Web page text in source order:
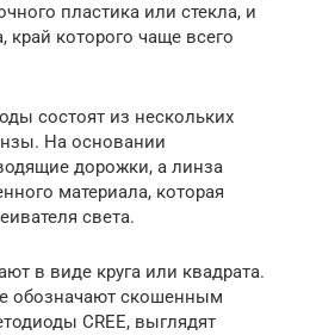
пластика или стекла, и
которого чаще всего
состоят из нескольких
На основании
дорожки, а линза
материала, которая
света.
в виде круга или квадрата.
обозначают скошенным
CREE, выглядят